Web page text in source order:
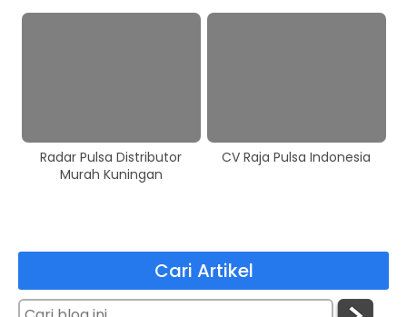
Radar Pulsa Distributor
Murah Kuningan
CV Raja Pulsa Indonesia
Cari Artikel